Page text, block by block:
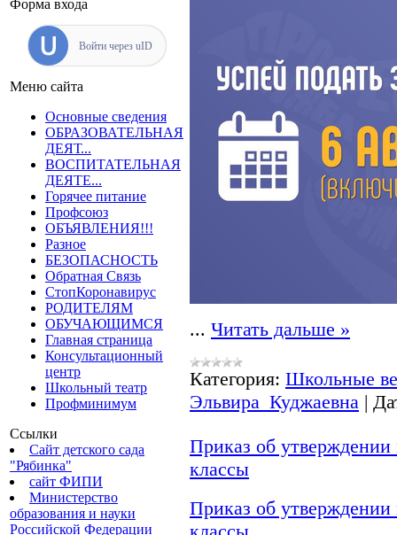
Форма входа
Войти через uID
Меню сайта
Основные сведения
ОБРАЗОВАТЕЛЬНАЯ
ДЕЯТ...
ВОСПИТАТЕЛЬНАЯ
ДЕЯТЕ...
Горячее питание
Профсоюз
ОБЪЯВЛЕНИЯ!!!
Разное
БЕЗОПАСНОСТЬ
Обратная Связь
СтопКоронавирус
РОДИТЕЛЯМ
ОБУЧАЮЩИМСЯ
Главная страница
Консультационный
центр
Школьный театр
Профминимум
Ссылки
Сайт детского сада
"Рябинка"
сайт ФИПИ
Министерство
образования и науки
Российской Федерации
... Читать дальше »
Категория: Школьные
Эльвира_Куджаевна |
Приказ об
классы
Приказ об